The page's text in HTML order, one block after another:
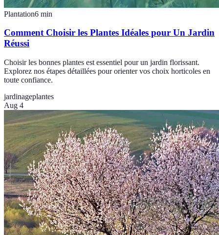
Plantation6 min
Comment Choisir les Plantes Idéales pour Un Jardin
Réussi
Choisir les bonnes plantes est essentiel pour un jardin florissant.
Explorez nos étapes détaillées pour orienter vos choix horticoles en
toute confiance.
jardinageplantes
Aug 4